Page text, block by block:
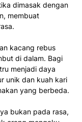
dimasak dengan
membuat
kacang rebus
di dalam. Bagi
menjadi daya
unik dan kuah kari
yang berbeda.
bukan pada rasa,